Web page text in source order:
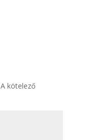
A kötelező